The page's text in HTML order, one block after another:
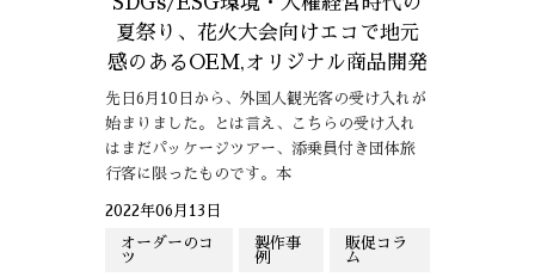
夏祭り、花火大会向けエコで地元
感のあるOEM,オリジナル商品開発
先日6月10日から、外国人観光客の受け入れが
始まりました。とは言え、こちらの受け入れ
はまだパッケージツアー、添乗員付き団体旅
行客に限ったものです。本
2022年06月13日
オーダーのコ
ツ
製作事
例
販促コラ
ム